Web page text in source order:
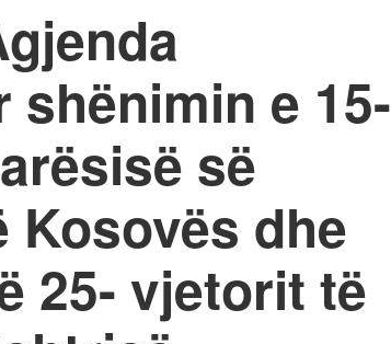
e 15-
së
Kosovës dhe
25- vjetorit të